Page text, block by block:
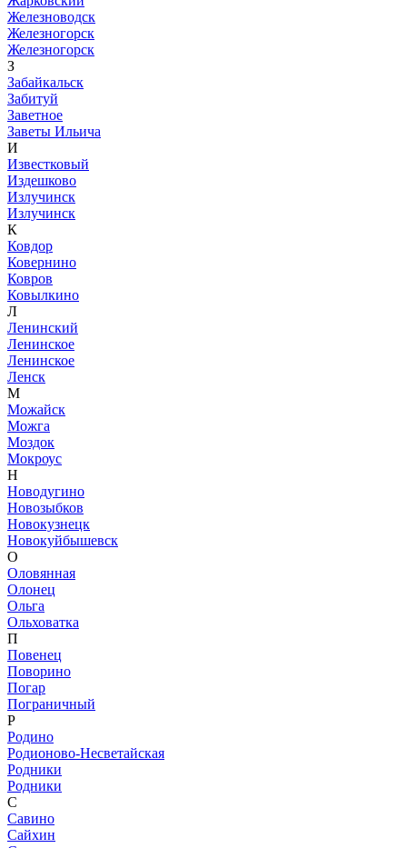
Железноводск
Железногорск
Железногорск
З
Забайкальск
Забитуй
Заветное
Заветы Ильича
И
Известковый
Издешково
Излучинск
Излучинск
К
Ковдор
Ковернино
Ковров
Ковылкино
Л
Ленинский
Ленинское
Ленинское
Ленск
М
Можайск
Можга
Моздок
Мокроус
Н
Новодугино
Новозыбков
Новокузнецк
Новокуйбышевск
О
Оловянная
Олонец
Ольга
Ольховатка
П
Повенец
Поворино
Погар
Пограничный
Р
Родино
Родионово-Несветайская
Родники
Родники
С
Савино
Сайхин